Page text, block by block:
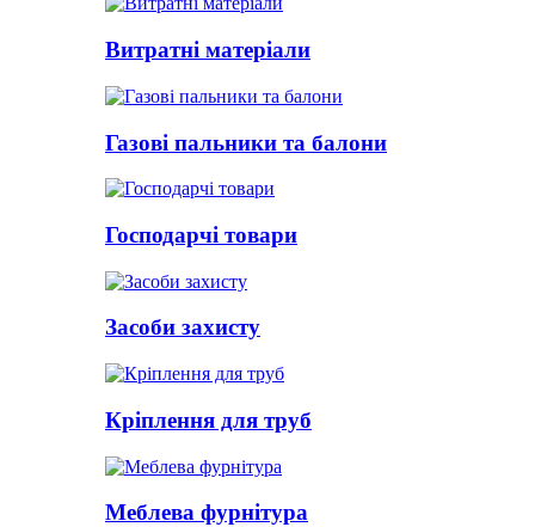
Витратні матеріали
Газові пальники та балони
Господарчі товари
Засоби захисту
Кріплення для труб
Меблева фурнітура